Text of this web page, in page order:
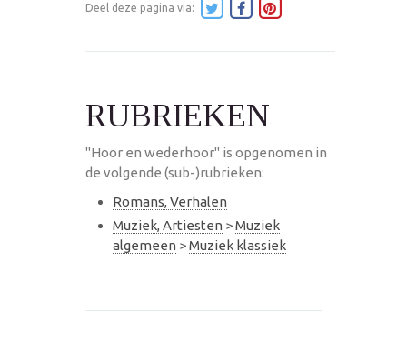
Deel deze pagina via:
RUBRIEKEN
"Hoor en wederhoor" is opgenomen in
de volgende (sub-)rubrieken:
Romans, Verhalen
Muziek, Artiesten >Muziek
algemeen >Muziek klassiek